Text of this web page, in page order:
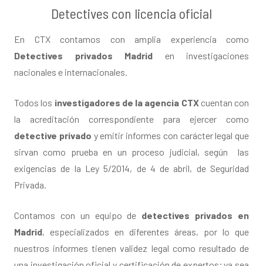
Detectives con licencia oficial
En CTX contamos con amplia experiencia como
Detectives privados Madrid en investigaciones
nacionales e internacionales.
Todos los investigadores de la agencia CTX cuentan con
la acreditación correspondiente para ejercer como
detective privado y emitir informes con carácter legal que
sirvan como prueba en un proceso judicial, según las
exigencias de la Ley 5/2014, de 4 de abril, de Seguridad
Privada.
Contamos con un equipo de detectives privados en
Madrid, especializados en diferentes áreas, por lo que
nuestros informes tienen validez legal como resultado de